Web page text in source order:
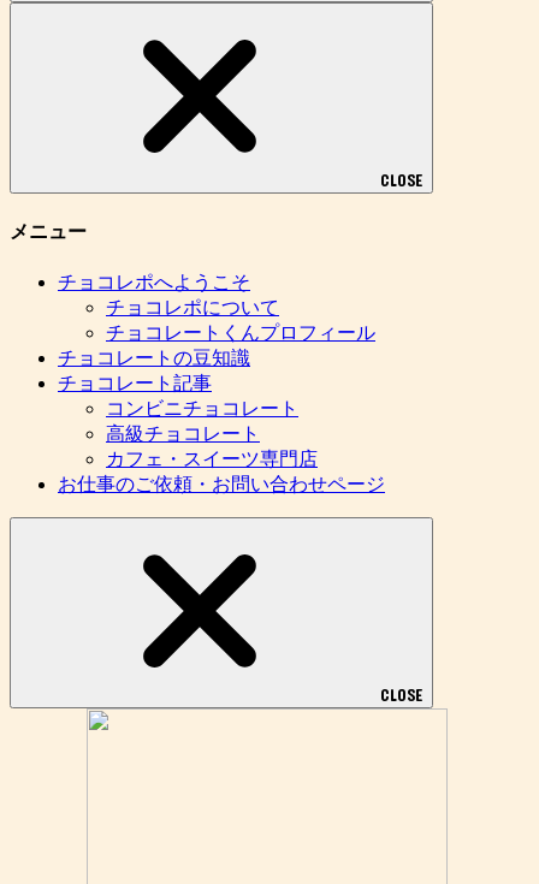
CLOSE
メニュー
チョコレポへようこそ
チョコレポについて
チョコレートくんプロフィール
チョコレートの豆知識
チョコレート記事
コンビニチョコレート
高級チョコレート
カフェ・スイーツ専門店
お仕事のご依頼・お問い合わせページ
CLOSE